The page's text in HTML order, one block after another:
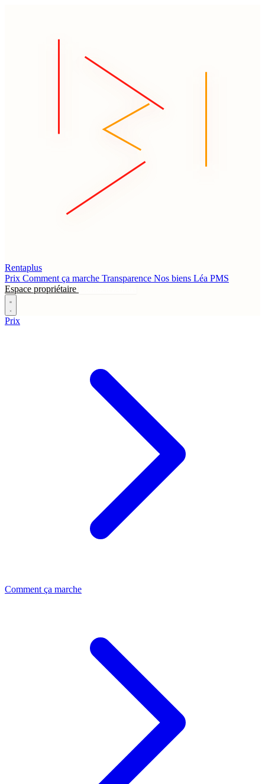
Rentaplus
Prix Comment ça marche Transparence Nos biens Léa PMS
Espace propriétaire
Prix
Comment ça marche